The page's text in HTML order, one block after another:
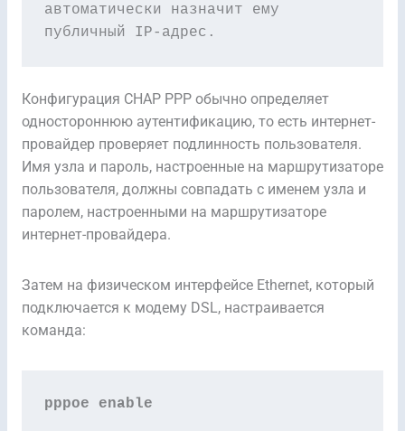
автоматически назначит ему
публичный IP-адрес.
Конфигурация CHAP PPP обычно определяет
одностороннюю аутентификацию, то есть интернет-
провайдер проверяет подлинность пользователя.
Имя узла и пароль, настроенные на маршрутизаторе
пользователя, должны совпадать с именем узла и
паролем, настроенными на маршрутизаторе
интернет-провайдера.
Затем на физическом интерфейсе Ethernet, который
подключается к модему DSL, настраивается
команда:
pppoe enable